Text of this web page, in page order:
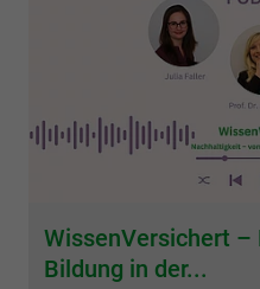
WissenVersichert –
Bildung in der...